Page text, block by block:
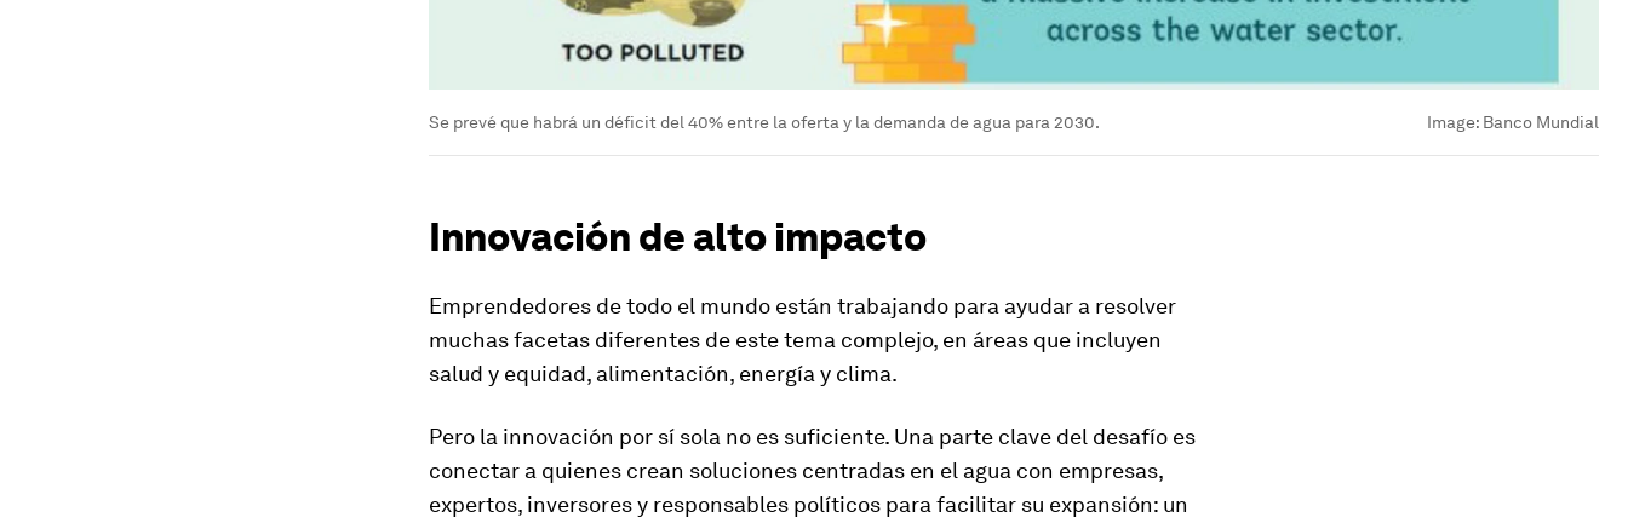
Se prevé que habrá un déficit del 40% entre la oferta y la demanda de agua para 2030. Image: Banco Mundial
Innovación de alto impacto
Emprendedores de todo el mundo están trabajando para ayudar a resolver
muchas facetas diferentes de este tema complejo, en áreas que incluyen
salud y equidad, alimentación, energía y clima.
Pero la innovación por sí sola no es suficiente. Una parte clave del desafío es
conectar a quienes crean soluciones centradas en el agua con empresas,
expertos, inversores y responsables políticos para facilitar su expansión: un